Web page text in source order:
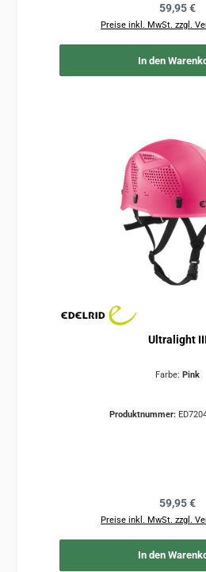
Regulärer
59,95 €
Preise inkl. MwSt. zzgl.
In den
Ultralight III
Farbe: Pink
Produktnummer:
Regulärer
59,95 €
Preise inkl. MwSt. zzgl.
In den